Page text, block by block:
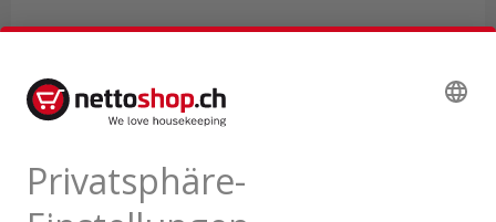
Produktbewertungen